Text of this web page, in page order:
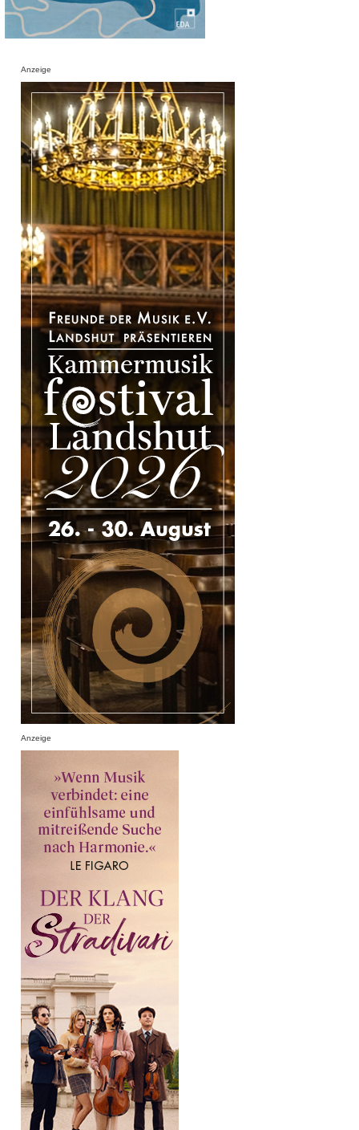
Anzeige
Anzeige